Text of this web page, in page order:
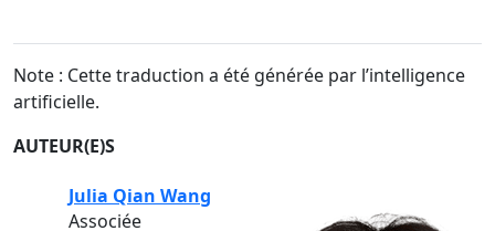
Note : Cette traduction a été générée par l’intelligence
artificielle.
AUTEUR(E)S
Julia Qian Wang
Associée